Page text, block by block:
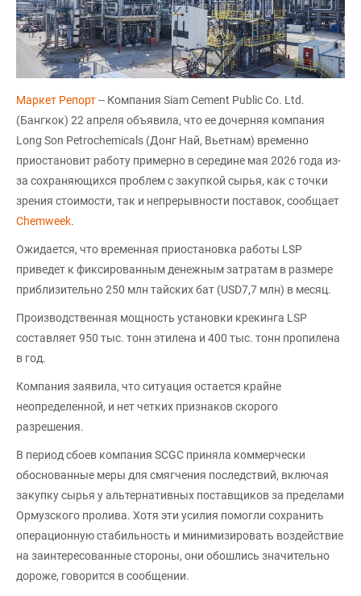
Маркет Репорт-- Компания Siam Cement Public Co. Ltd.
(Бангкок) 22 апреля объявила, что ее дочерняя компания
Long Son Petrochemicals (Донг Най, Вьетнам) временно
приостановит работу примерно в середине мая 2026 года из-
за сохраняющихся проблем с закупкой сырья, как с точки
зрения стоимости, так и непрерывности поставок, сообщает
Chemweek.
Ожидается, что временная приостановка работы LSP
приведет к фиксированным денежным затратам в размере
приблизительно 250 млн тайских бат (USD7,7 млн) в месяц.
Производственная мощность установки крекинга LSP
составляет 950 тыс. тонн этилена и 400 тыс. тонн пропилена
в год.
Компания заявила, что ситуация остается крайне
неопределенной, и нет четких признаков скорого
разрешения.
В период сбоев компания SCGC приняла коммерчески
обоснованные меры для смягчения последствий, включая
закупку сырья у альтернативных поставщиков за пределами
Ормузского пролива. Хотя эти усилия помогли сохранить
операционную стабильность и минимизировать воздействие
на заинтересованные стороны, они обошлись значительно
дороже, говорится в сообщении.